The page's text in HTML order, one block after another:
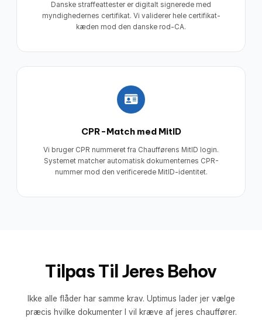
Danske straffeattester er digitalt signerede med
myndighedernes certifikat. Vi validerer hele certifikat-
kæden mod den danske rod-CA.
CPR-Match med MitID
Vi bruger CPR nummeret fra Chaufførens MitID login.
Systemet matcher automatisk dokumenternes CPR-
nummer mod den verificerede MitID-identitet.
Tilpas Til Jeres Behov
Ikke alle flåder har samme krav. Uptimus lader jer vælge
præcis hvilke dokumenter I vil kræve af jeres chauffører.